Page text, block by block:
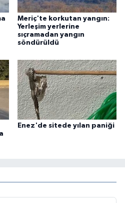
Meriç'te korkutan yangın:
Yerleşim yerlerine
sıçramadan yangın
söndürüldü
Enez'de sitede yılan paniği